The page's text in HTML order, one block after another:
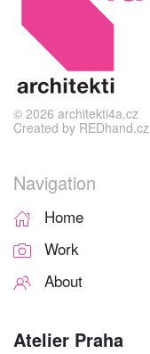
© 2026 architekti4a.cz
Created by REDhand.cz
Navigation
Home
Work
About
Atelier Praha